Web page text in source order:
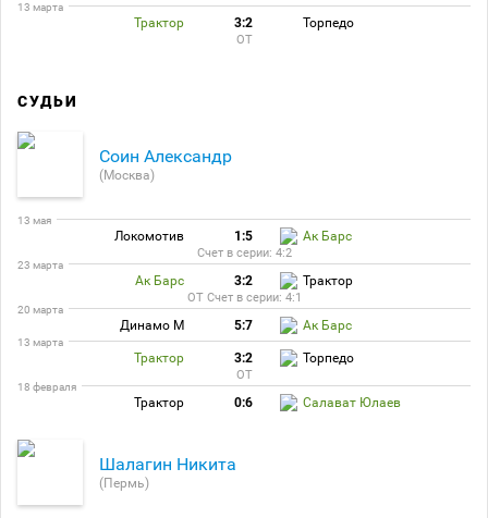
13 марта
Трактор 3:2 Торпедо
ОТ
СУДЬИ
Соин Александр
(Москва)
13 мая
Локомотив 1:5 Ак Барс
Счет в серии: 4:2
23 марта
Ак Барс 3:2 Трактор
ОТ Счет в серии: 4:1
20 марта
Динамо М 5:7 Ак Барс
13 марта
Трактор 3:2 Торпедо
ОТ
18 февраля
Трактор 0:6 Салават Юлаев
Шалагин Никита
(Пермь)